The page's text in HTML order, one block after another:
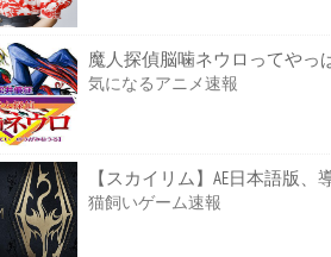
魔人探偵脳噛ネウロってやっ
気になるアニメ速報
【スカイリム】AE日本語版、
猫飼いゲーム速報